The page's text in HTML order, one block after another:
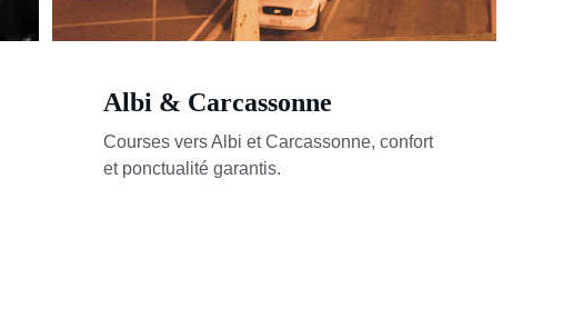
Courses vers Albi et Carcassonne, confort
et ponctualité garantis.
Albi & Carcassonne